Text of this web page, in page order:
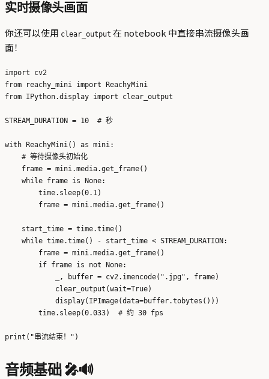
实时摄像头画面
你还可以使用 clear_output 在 notebook 中直接串流摄像头画
面！
import cv2
from reachy_mini import ReachyMini
from IPython.display import clear_output
STREAM_DURATION = 10  # 秒
with ReachyMini() as mini:
    # 等待摄像头初始化
    frame = mini.media.get_frame()
    while frame is None:
        time.sleep(0.1)
        frame = mini.media.get_frame()
    start_time = time.time()
    while time.time() - start_time < STREAM_DURATION:
        frame = mini.media.get_frame()
        if frame is not None:
            _, buffer = cv2.imencode(".jpg", frame)
            clear_output(wait=True)
            display(IPImage(data=buffer.tobytes()))
        time.sleep(0.033)  # 约 30 fps
音频基础 🎤🔊